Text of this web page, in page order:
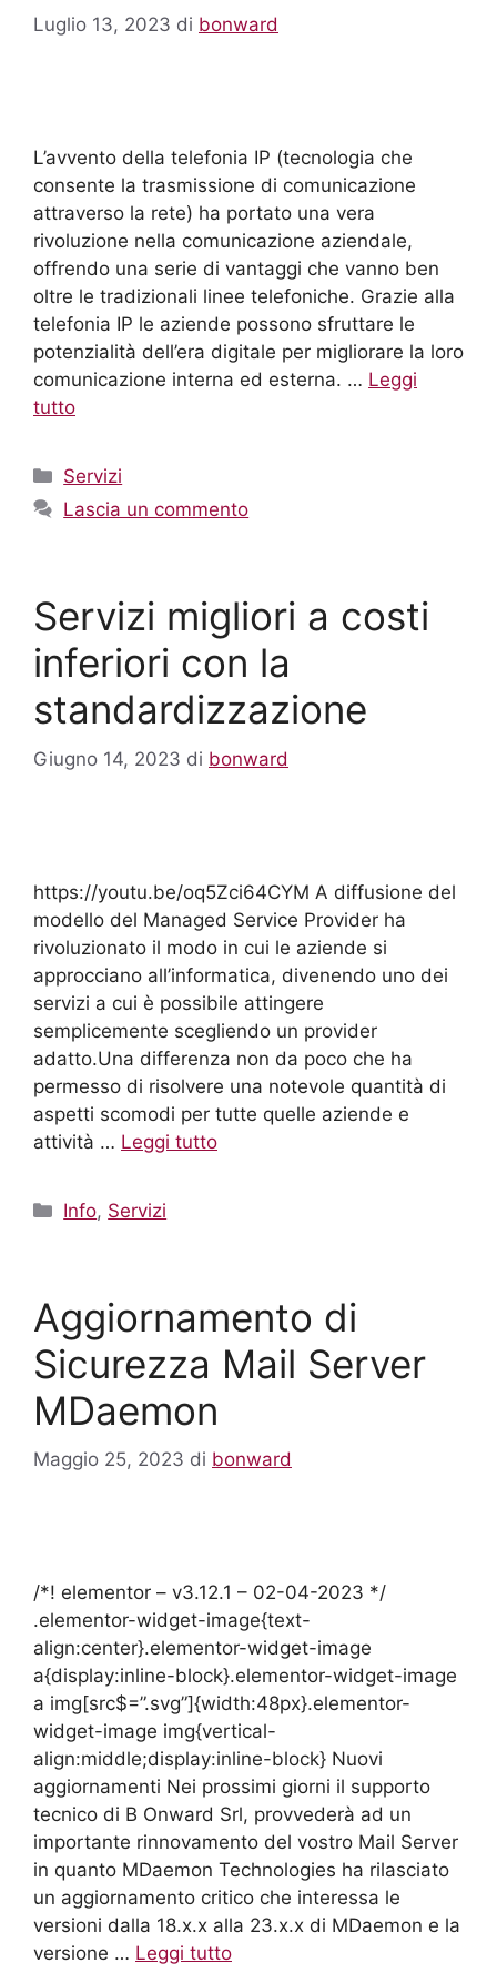
Luglio 13, 2023 di bonward
L’avvento della telefonia IP (tecnologia che
consente la trasmissione di comunicazione
attraverso la rete) ha portato una vera
rivoluzione nella comunicazione aziendale,
offrendo una serie di vantaggi che vanno ben
oltre le tradizionali linee telefoniche. Grazie alla
telefonia IP le aziende possono sfruttare le
potenzialità dell’era digitale per migliorare la loro
comunicazione interna ed esterna. … Leggi
tutto
Servizi
Lascia un commento
Servizi migliori a costi
inferiori con la
standardizzazione
Giugno 14, 2023 di bonward
https://youtu.be/oq5Zci64CYM A diffusione del
modello del Managed Service Provider ha
rivoluzionato il modo in cui le aziende si
approcciano all’informatica, divenendo uno dei
servizi a cui è possibile attingere
semplicemente scegliendo un provider
adatto.Una differenza non da poco che ha
permesso di risolvere una notevole quantità di
aspetti scomodi per tutte quelle aziende e
attività … Leggi tutto
Info, Servizi
Aggiornamento di
Sicurezza Mail Server
MDaemon
Maggio 25, 2023 di bonward
/*! elementor – v3.12.1 – 02-04-2023 */
.elementor-widget-image{text-
align:center}.elementor-widget-image
a{display:inline-block}.elementor-widget-image
a img[src$=”.svg”]{width:48px}.elementor-
widget-image img{vertical-
align:middle;display:inline-block} Nuovi
aggiornamenti Nei prossimi giorni il supporto
tecnico di B Onward Srl, provvederà ad un
importante rinnovamento del vostro Mail Server
in quanto MDaemon Technologies ha rilasciato
un aggiornamento critico che interessa le
versioni dalla 18.x.x alla 23.x.x di MDaemon e la
versione … Leggi tutto